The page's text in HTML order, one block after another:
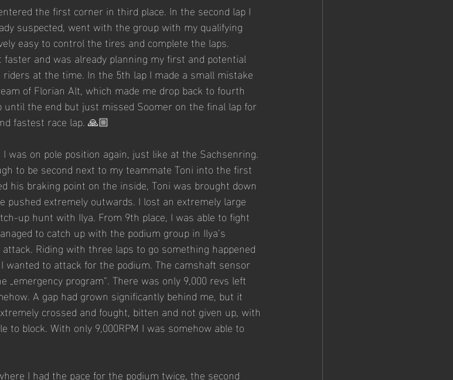
the first corner in third place. In the second lap I
suspected, went with the group with my qualifying
easy to control the tires and complete the laps.
and was already planning my first and potential
at the time. In the 5th lap I made a small mistake
of Florian Alt, which made me drop back to fourth
the end but just missed Soomer on the final lap for
fastest race lap. 🙏🏼
I was on pole position again, just like at the Sachsenring.
to be second next to my teammate Toni into the first
his braking point on the inside, Toni was brought down
pushed extremely outwards. I lost an extremely large
up hunt with Ilya. From 9th place, I was able to fight
to catch up with the podium group in Ilya’s
Riding with three laps to go something happened
to attack for the podium. The camshaft sensor
program“. There was only 9,000 revs left
A gap had grown significantly behind me, but it
crossed and fought, bitten and not given up, with
to block. With only 9,000RPM I was somehow able to
I had the pace for the podium twice, the second